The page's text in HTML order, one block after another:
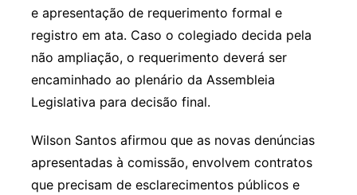
e apresentação de requerimento formal e
registro em ata. Caso o colegiado decida pela
não ampliação, o requerimento deverá ser
encaminhado ao plenário da Assembleia
Legislativa para decisão final.
Wilson Santos afirmou que as novas denúncias
apresentadas à comissão, envolvem contratos
que precisam de esclarecimentos públicos e